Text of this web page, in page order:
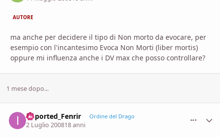
AUTORE
ma anche per decidere il tipo di Non morto da evocare, per
esempio con l'incantesimo Evoca Non Morti (liber mortis)
oppure mi influenza anche i DV max che posso controllare?
1 mese dopo...
imported_Fenrir Ordine del Drago
2 Luglio 200818 anni